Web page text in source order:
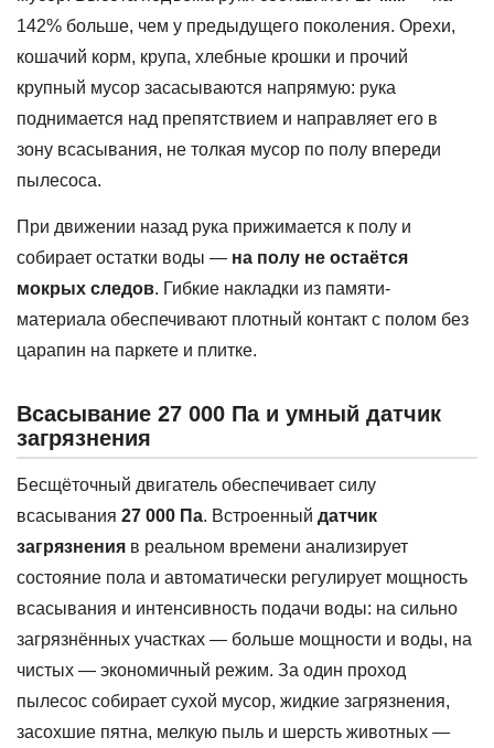
142% больше, чем у предыдущего поколения. Орехи,
кошачий корм, крупа, хлебные крошки и прочий
крупный мусор засасываются напрямую: рука
поднимается над препятствием и направляет его в
зону всасывания, не толкая мусор по полу впереди
пылесоса.
При движении назад рука прижимается к полу и
собирает остатки воды — на полу не остаётся
мокрых следов. Гибкие накладки из памяти-
материала обеспечивают плотный контакт с полом без
царапин на паркете и плитке.
Всасывание 27 000 Па и умный датчик
загрязнения
Бесщёточный двигатель обеспечивает силу
всасывания 27 000 Па. Встроенный датчик
загрязнения в реальном времени анализирует
состояние пола и автоматически регулирует мощность
всасывания и интенсивность подачи воды: на сильно
загрязнённых участках — больше мощности и воды, на
чистых — экономичный режим. За один проход
пылесос собирает сухой мусор, жидкие загрязнения,
засохшие пятна, мелкую пыль и шерсть животных —